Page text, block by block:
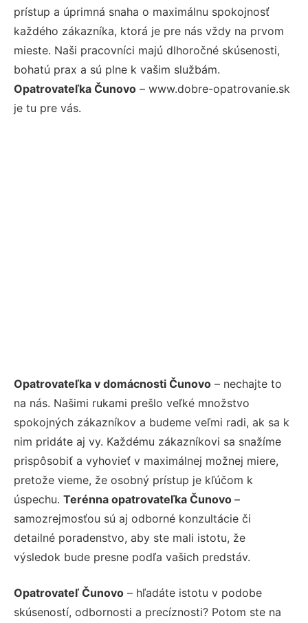
prístup a úprimná snaha o maximálnu spokojnosť
každého zákazníka, ktorá je pre nás vždy na prvom
mieste. Naši pracovníci majú dlhoročné skúsenosti,
bohatú prax a sú plne k vašim službám.
Opatrovateľka Čunovo – www.dobre-opatrovanie.sk
je tu pre vás.
Opatrovateľka v domácnosti Čunovo – nechajte to
na nás. Našimi rukami prešlo veľké množstvo
spokojných zákazníkov a budeme veľmi radi, ak sa k
nim pridáte aj vy. Každému zákazníkovi sa snažíme
prispôsobiť a vyhovieť v maximálnej možnej miere,
pretože vieme, že osobný prístup je kľúčom k
úspechu. Terénna opatrovateľka Čunovo –
samozrejmosťou sú aj odborné konzultácie či
detailné poradenstvo, aby ste mali istotu, že
výsledok bude presne podľa vašich predstáv.
Opatrovateľ Čunovo – hľadáte istotu v podobe
skúseností, odbornosti a precíznosti? Potom ste na